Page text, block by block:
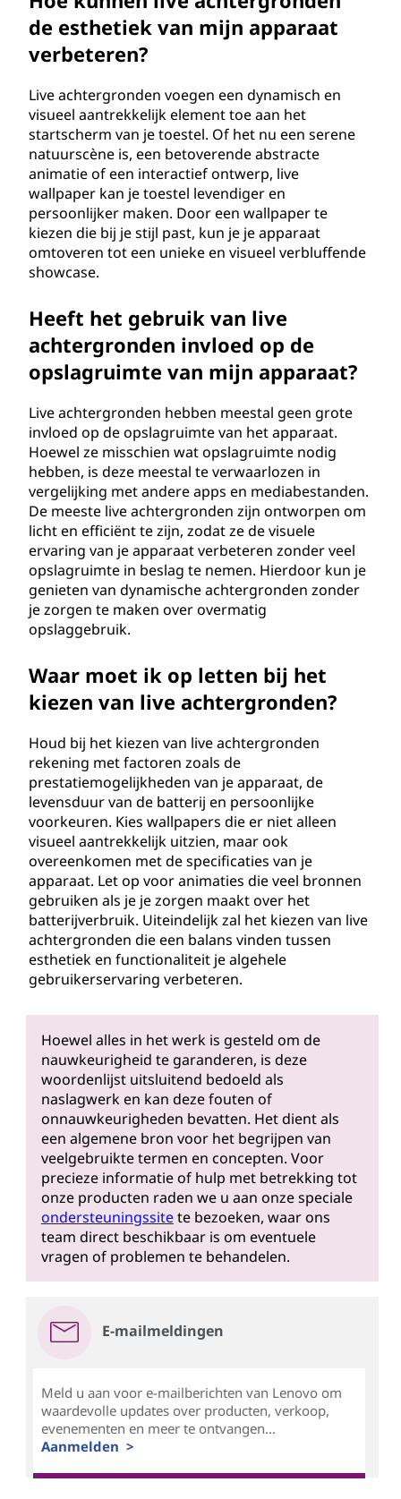
de esthetiek van mijn apparaat
verbeteren?
Live achtergronden voegen een dynamisch en
visueel aantrekkelijk element toe aan het
startscherm van je toestel. Of het nu een serene
natuurscène is, een betoverende abstracte
animatie of een interactief ontwerp, live
wallpaper kan je toestel levendiger en
persoonlijker maken. Door een wallpaper te
kiezen die bij je stijl past, kun je je apparaat
omtoveren tot een unieke en visueel verbluffende
showcase.
Heeft het gebruik van live
achtergronden invloed op de
opslagruimte van mijn apparaat?
Live achtergronden hebben meestal geen grote
invloed op de opslagruimte van het apparaat.
Hoewel ze misschien wat opslagruimte nodig
hebben, is deze meestal te verwaarlozen in
vergelijking met andere apps en mediabestanden.
De meeste live achtergronden zijn ontworpen om
licht en efficiënt te zijn, zodat ze de visuele
ervaring van je apparaat verbeteren zonder veel
opslagruimte in beslag te nemen. Hierdoor kun je
genieten van dynamische achtergronden zonder
je zorgen te maken over overmatig
opslaggebruik.
Waar moet ik op letten bij het
kiezen van live achtergronden?
Houd bij het kiezen van live achtergronden
rekening met factoren zoals de
prestatiemogelijkheden van je apparaat, de
levensduur van de batterij en persoonlijke
voorkeuren. Kies wallpapers die er niet alleen
visueel aantrekkelijk uitzien, maar ook
overeenkomen met de specificaties van je
apparaat. Let op voor animaties die veel bronnen
gebruiken als je je zorgen maakt over het
batterijverbruik. Uiteindelijk zal het kiezen van live
achtergronden die een balans vinden tussen
esthetiek en functionaliteit je algehele
gebruikerservaring verbeteren.
Hoewel alles in het werk is gesteld om de
nauwkeurigheid te garanderen, is deze
woordenlijst uitsluitend bedoeld als
naslagwerk en kan deze fouten of
onnauwkeurigheden bevatten. Het dient als
een algemene bron voor het begrijpen van
veelgebruikte termen en concepten. Voor
precieze informatie of hulp met betrekking tot
onze producten raden we u aan onze speciale
ondersteuningssitete bezoeken, waar ons
team direct beschikbaar is om eventuele
vragen of problemen te behandelen.
E-mailmeldingen
Meld u aan voor e-mailberichten van Lenovo om
waardevolle updates over producten, verkoop,
evenementen en meer te ontvangen...
Aanmelden >